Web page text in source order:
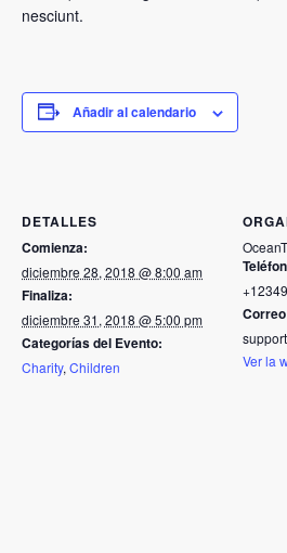
nesciunt.
Añadir al calendario
DETALLES
Comienza:
diciembre 28, 2018 @ 8:00 am
Finaliza:
diciembre 31, 2018 @ 5:00 pm
Categorías del Evento:
Charity, Children
Ver la